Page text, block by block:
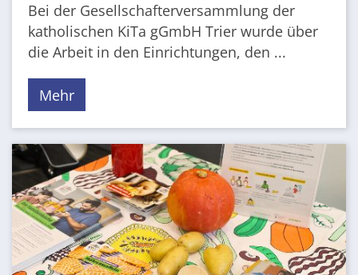
Bei der Gesellschafterversammlung der
katholischen KiTa gGmbH Trier wurde über
die Arbeit in den Einrichtungen, den ...
Mehr